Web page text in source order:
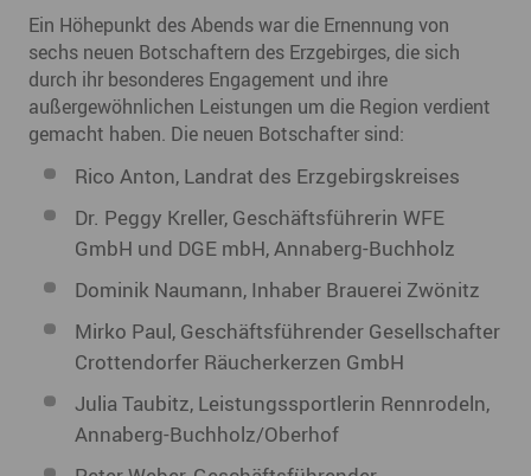
Ein Höhepunkt des Abends war die Ernennung von
sechs neuen Botschaftern des Erzgebirges, die sich
durch ihr besonderes Engagement und ihre
außergewöhnlichen Leistungen um die Region verdient
gemacht haben. Die neuen Botschafter sind:
Rico Anton, Landrat des Erzgebirgskreises
Dr. Peggy Kreller, Geschäftsführerin WFE
GmbH und DGE mbH, Annaberg-Buchholz
Dominik Naumann, Inhaber Brauerei Zwönitz
Mirko Paul, Geschäftsführender Gesellschafter
Crottendorfer Räucherkerzen GmbH
Julia Taubitz, Leistungssportlerin Rennrodeln,
Annaberg-Buchholz/Oberhof